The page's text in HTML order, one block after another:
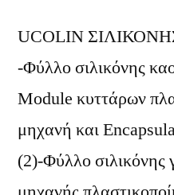
UCOLIN
-Φύλλο σιλικόνης
Module κυττάρων
μηχανή και
(2)-Φύλλο σιλικόνης